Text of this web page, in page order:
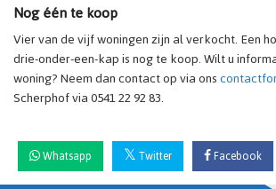
Nog één te koop
Vier van de vijf woningen zijn al verkocht. Een
drie-onder-een-kap is nog te koop. Wilt u
woning? Neem dan contact op via ons
Scherphof via 0541 22 92 83.
Whatsapp Twitter Facebook